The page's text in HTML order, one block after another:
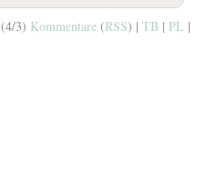
(4/3) Kommentare (RSS) | TB | PL |